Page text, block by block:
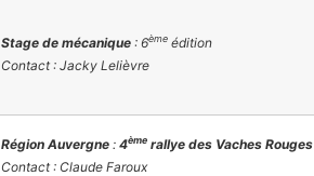
Stage de mécanique : 6ème édition
Contact : Jacky Lelièvre
Région Auvergne : 4ème rallye des Vaches Rouges
Contact : Claude Faroux